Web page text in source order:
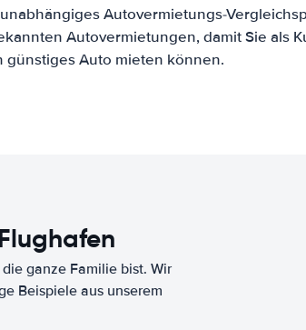
Autovermietungs-
Autovermietungen, damit Sie als
günstiges Auto mieten können.
ganze Familie bist. Wir
Beispiele aus unserem